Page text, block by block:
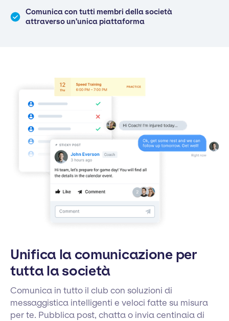
Comunica con tutti membri della società
attraverso un'unica piattaforma
Unifica la comunicazione per
tutta la società
Comunica in tutto il club con soluzioni di
messaggistica intelligenti e veloci fatte su misura
per te. Pubblica post, chatta o invia centinaia di